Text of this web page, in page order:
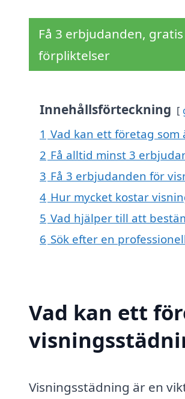
Få 3 erbjudanden,
förpliktelser
Innehållsförteckning
1 Vad kan ett företag
2 Få alltid minst 3
3 Få 3 erbjudanden för
4 Hur mycket kostar
5 Vad hjälper till att
6 Sök efter en
Vad kan ett
Visningsstädning är en